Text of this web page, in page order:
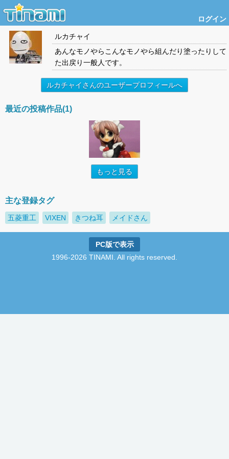
ログイン
ルカチャイ
あんなモノやらこんなモノやら組んだり塗ったりして
た出戻り一般人です。
ルカチャイさんのユーザープロフィールへ
最近の投稿作品(1)
もっと見る
主な登録タグ
五菱重工 VIXEN きつね耳 メイドさん
PC版で表示
1996-2026 TINAMI. All rights reserved.